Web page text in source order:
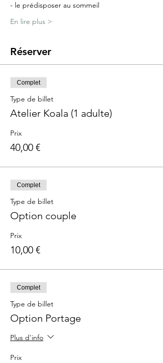
- le prédisposer au sommeil
En lire plus >
Réserver
Complet
Type de billet
Atelier Koala (1 adulte)
Prix
40,00 €
Complet
Type de billet
Option couple
Prix
10,00 €
Complet
Type de billet
Option Portage
Plus d'info
Prix